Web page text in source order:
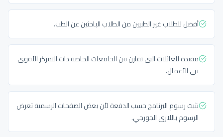
أفضل للطلاب غير الطبيين من الطلاب الباحثين عن الطب.
مفيدة للعائلات التي تقارن بين الجامعات الخاصة ذات التمركز الأقوى
في الأعمال.
نثبت رسوم البرنامج حسب الدفعة لأن بعض الصفحات الرسمية تعرض
الرسوم باللاري الجورجي.